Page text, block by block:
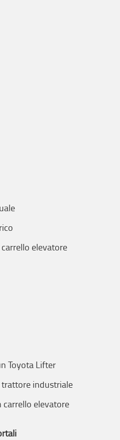
elevatore
Toyota Lifter
trattore industriale
carrello elevatore